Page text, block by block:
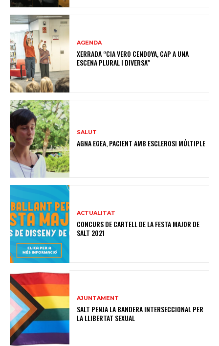
AGENDA
XERRADA “CIA VERO CENDOYA, CAP A UNA
ESCENA PLURAL I DIVERSA”
SALUT
AGNA EGEA, PACIENT AMB ESCLEROSI MÚLTIPLE
ACTUALITAT
CONCURS DE CARTELL DE LA FESTA MAJOR DE
SALT 2021
AJUNTAMENT
SALT PENJA LA BANDERA INTERSECCIONAL PER
LA LLIBERTAT SEXUAL